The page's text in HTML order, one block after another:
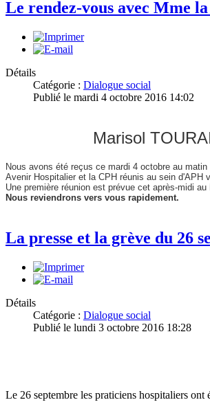
Le rendez-vous avec Mme
Détails
Catégorie : Dialogue social
Publié le mardi 4 octobre 2016 14:02
Marisol
Nous avons été reçus ce mardi 4 octobre au
Avenir Hospitalier et la CPH réunis au sein d'APH
Une première réunion est prévue cet après-midi
Nous reviendrons vers vous rapidement.
La presse et la grève du 26
Détails
Catégorie : Dialogue social
Publié le lundi 3 octobre 2016 18:28
Le 26 septembre les praticiens hospitaliers